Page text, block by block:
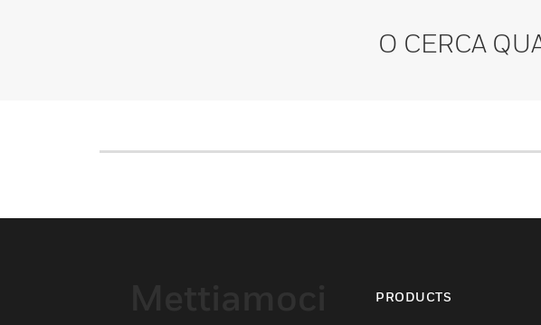
O CERCA
PRODUCTS